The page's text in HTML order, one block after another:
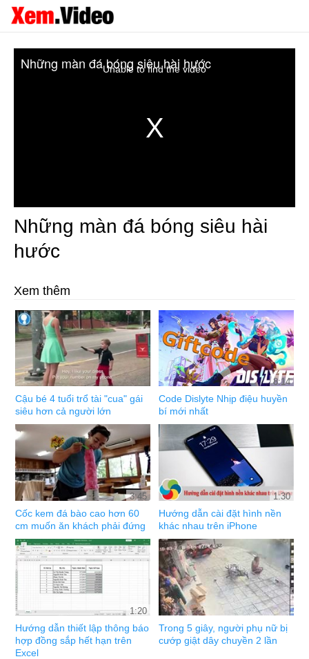
Unable to find the video
Những màn đá bóng siêu hài hước
Những màn đá bóng siêu hài
hước
Xem thêm
Cậu bé 4 tuổi trổ tài "cua" gái
siêu hơn cả người lớn
8:14
Code Dislyte Nhịp điệu huyền
bí mới nhất
3:45
Cốc kem đá bào cao hơn 60
cm muốn ăn khách phải đứng
1:30
Hướng dẫn cài đặt hình nền
khác nhau trên iPhone
1:20
Hướng dẫn thiết lập thông báo
hợp đồng sắp hết hạn trên
Excel
Trong 5 giây, người phụ nữ bị
cướp giật dây chuyền 2 lần